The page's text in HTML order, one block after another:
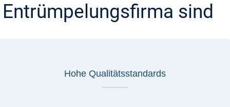
Entrümpelungsfirma sind
Hohe Qualitätsstandards